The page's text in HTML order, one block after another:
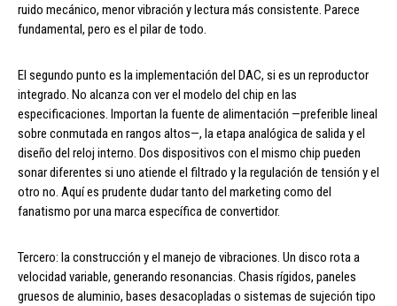
ruido mecánico, menor vibración y lectura más consistente. Parece
fundamental, pero es el pilar de todo.
El segundo punto es la implementación del DAC, si es un reproductor
integrado. No alcanza con ver el modelo del chip en las
especificaciones. Importan la fuente de alimentación —preferible lineal
sobre conmutada en rangos altos—, la etapa analógica de salida y el
diseño del reloj interno. Dos dispositivos con el mismo chip pueden
sonar diferentes si uno atiende el filtrado y la regulación de tensión y el
otro no. Aquí es prudente dudar tanto del marketing como del
fanatismo por una marca específica de convertidor.
Tercero: la construcción y el manejo de vibraciones. Un disco rota a
velocidad variable, generando resonancias. Chasis rígidos, paneles
gruesos de aluminio, bases desacopladas o sistemas de sujeción tipo